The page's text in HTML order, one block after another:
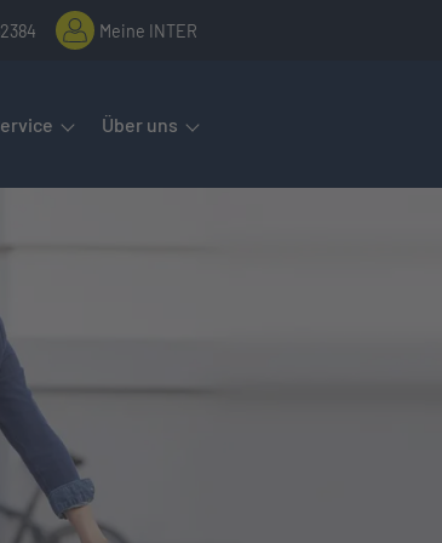
Meine INTER
man mit der Leertaste oder Pfeil nach unten.
Über uns